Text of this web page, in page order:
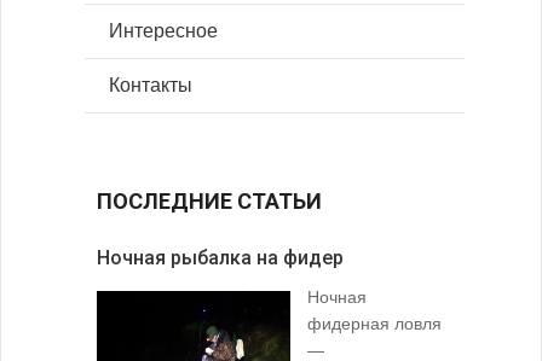
Интересное
Контакты
ПОСЛЕДНИЕ СТАТЬИ
Ночная рыбалка на фидер
Ночная
фидерная ловля
—